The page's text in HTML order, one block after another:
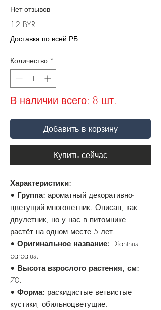
Нет отзывов
12 BYR
Доставка по всей РБ
Количество *
В наличии всего: 8 шт.
Добавить в корзину
Купить сейчас
Характеристики:
• Группа: ароматный декоративно-
цветущий многолетник. Описан, как
двулетник, но у нас в питомнике
растёт на одном месте 5 лет.
• Оригинальное название: Dianthus
barbatus.
• Высота взрослого растения, см:
70.
• Форма: раскидистые ветвистые
кустики, обильноцветущие.